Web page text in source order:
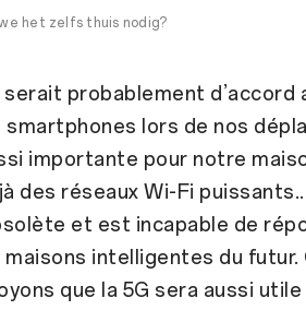
het zelfs thuis nodig?
probablement d’accord
smartphones lors de nos
importante pour notre
des réseaux Wi-Fi
et est incapable de
intelligentes du futur.
que la 5G sera aussi